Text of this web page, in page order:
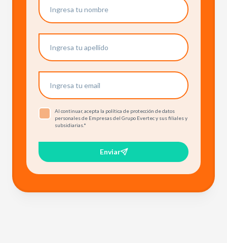
Al continuar, acepta la política de protección de datos
personales de Empresas del Grupo Evertec y sus filiales y
subsidiarias.*
Enviar